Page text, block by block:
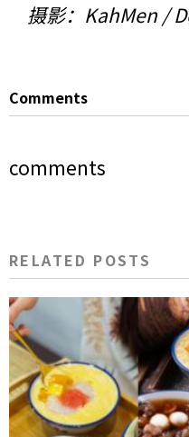
摄影：KahMen /
Comments
comments
RELATED POSTS